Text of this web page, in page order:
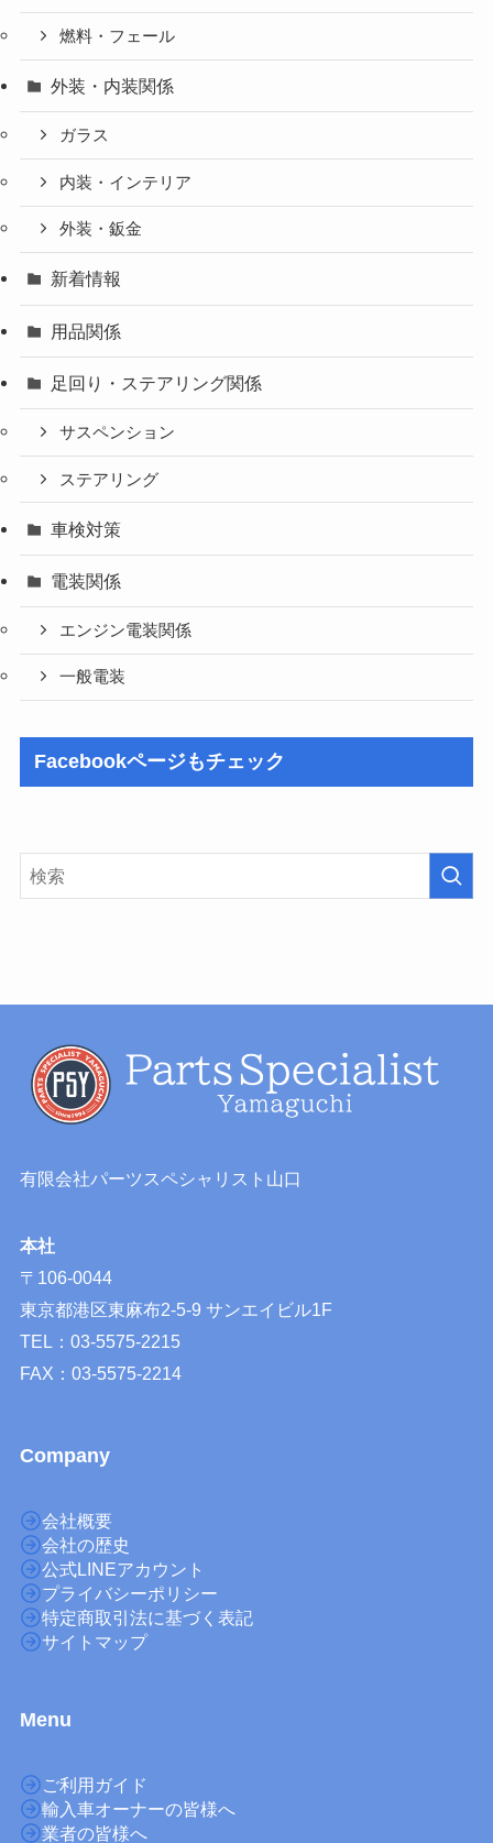
燃料・フェール
外装・内装関係
ガラス
内装・インテリア
外装・鈑金
新着情報
用品関係
足回り・ステアリング関係
サスペンション
ステアリング
車検対策
電装関係
エンジン電装関係
一般電装
Facebookページもチェック
有限会社パーツスペシャリスト山口
本社
〒106-0044
東京都港区東麻布2-5-9 サンエイビル1F
TEL：03-5575-2215
FAX：03-5575-2214
Company
会社概要
会社の歴史
公式LINEアカウント
プライバシーポリシー
特定商取引法に基づく表記
サイトマップ
Menu
ご利用ガイド
輸入車オーナーの皆様へ
業者の皆様へ